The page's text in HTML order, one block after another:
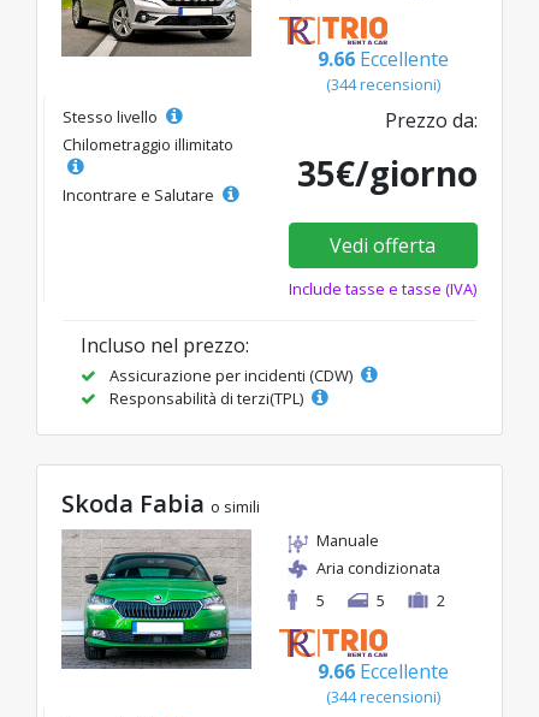
9.66 Eccellente
(344 recensioni)
Stesso livello
Chilometraggio illimitato
Incontrare e Salutare
Prezzo da:
35€/giorno
Vedi offerta
Include tasse e tasse (IVA)
Incluso nel prezzo:
Assicurazione per incidenti (CDW)
Responsabilità di terzi(TPL)
Skoda Fabia o simili
Manuale
Aria condizionata
5
5 2
9.66 Eccellente
(344 recensioni)